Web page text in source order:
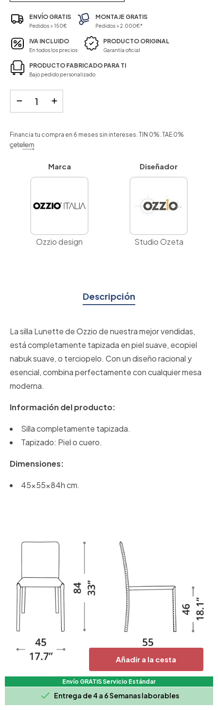
ENVÍO GRATIS
Pedidos > 150€
MONTAJE GRATIS
Pedidos > 2.000€*
IVA INCLUIDO
En todos los precios
PRODUCTO ORIGINAL
Garantía oficial
PRODUCTO FABRICADO PARA TI
Bajo pedido personalizado
Añadir a la cesta
Envío GRATIS Servicio Estándar
 Entrega de 4 a 6 Semanas laborables
Financia tu compra en 6 meses sin intereses. TIN 0%. TAE 0%
Marca
Ozzio design
Diseñador
Studio Ozeta
Descripción
La silla Lunette de Ozzio de nuestra mejor vendidas,
está completamente tapizada en piel suave, ecopiel
nabuk suave, o terciopelo. Con un diseño racional y
esencial, combina perfectamente con cualquier mesa
moderna.
Información del producto:
Silla completamente tapizada.
Tapizado: Piel o cuero.
Dimensiones:
45x55x84h cm.